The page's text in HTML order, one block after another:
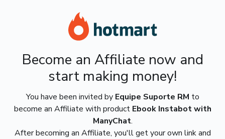
Become an Affiliate now and
start making money!
You have been invited by Equipe Suporte RM to
become an Affiliate with product Ebook Instabot with
ManyChat.
After becoming an Affiliate, you'll get your own link and